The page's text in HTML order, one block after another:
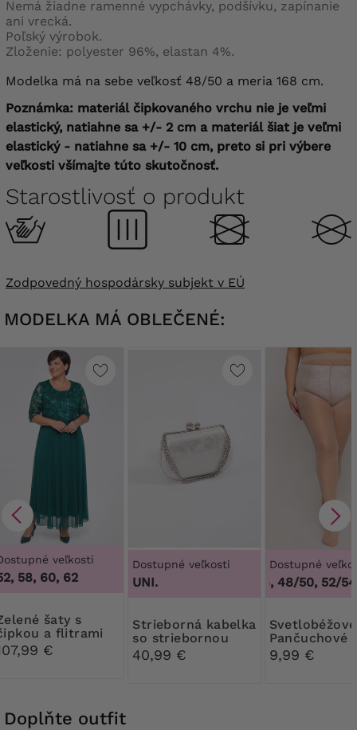
Nemá žiadne ramenné vypchávky, podšívku, zapínanie
ani vrecká.
Poľský výrobok.
Zloženie: polyester 96%, elastan 4%.
Modelka má na sebe veľkosť 48/50 a meria 168 cm.
Poznámka: materiál čipkovaného vrchu nie je veľmi
elastický, natiahne sa +/- 2 cm a materiál šiat je veľmi
elastický - natiahne sa +/- 10 cm, preto si pri výbere
veľkosti všímajte túto skutočnosť.
Starostlivosť o produkt
Zodpovedný hospodársky subjekt v EÚ
MODELKA MÁ OBLEČENÉ:
veľkosti
58, 60, 62
s
a flitrami
€
Dostupné veľkosti
UNI.
Strieborná kabelka
so striebornou
sponou
40,99 €
Dostupné
44/46, 48/50, 52/
Svetlobéžové
Pančuchové
nohavice
30 DEN
9,99 €
Doplňte outfit